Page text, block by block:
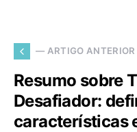
— ARTIGO ANTERIOR
Resumo sobre
Desafiador:
características